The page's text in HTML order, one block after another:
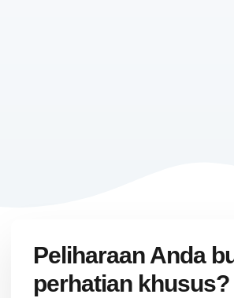
Peliharaan Anda
perhatian khusus?